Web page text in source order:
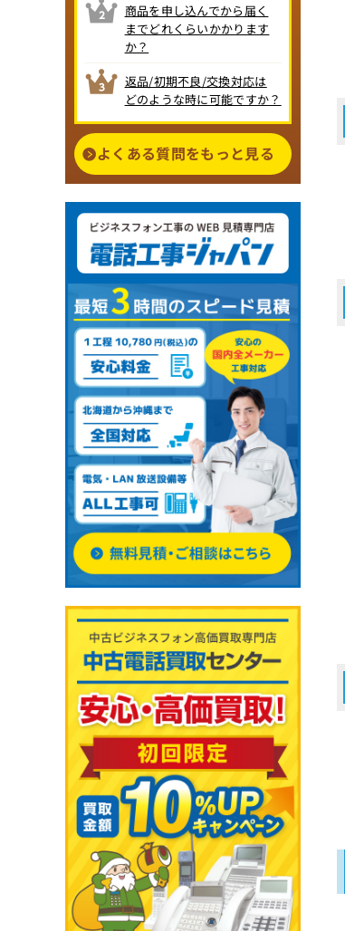
商品を申し込んでから届く
までどれくらいかかります
か？
返品/初期不良/交換対応は
どのような時に可能ですか？
よくある質問をもっと見る